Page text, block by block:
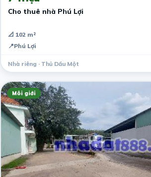
Cho thuê nhà Phú Lợi
📐 102 m²
📍Phú Lợi
Nhà riêng · Thủ Dầu Một
Môi giới